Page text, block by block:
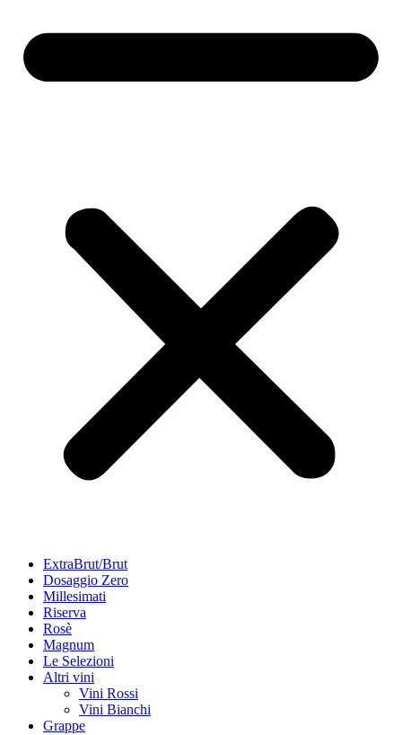
ExtraBrut/Brut
Dosaggio Zero
Millesimati
Riserva
Rosè
Magnum
Le Selezioni
Altri vini
Vini Rossi
Vini Bianchi
Grappe